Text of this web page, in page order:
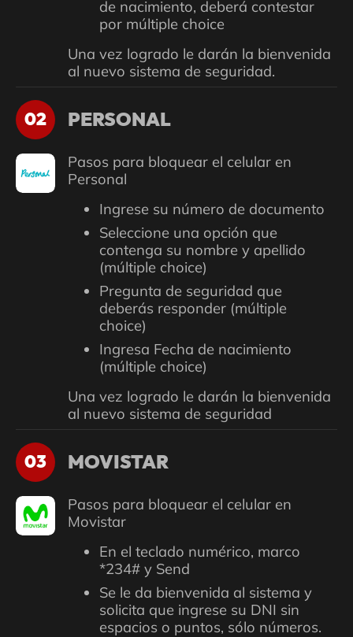
de nacimiento, deberá contestar
por múltiple choice
Una vez logrado le darán la bienvenida
al nuevo sistema de seguridad.
02 PERSONAL
Pasos para bloquear el celular en
Personal
Ingrese su número de documento
Seleccione una opción que
contenga su nombre y apellido
(múltiple choice)
Pregunta de seguridad que
deberás responder (múltiple
choice)
Ingresa Fecha de nacimiento
(múltiple choice)
Una vez logrado le darán la bienvenida
al nuevo sistema de seguridad
03 MOVISTAR
Pasos para bloquear el celular en
Movistar
En el teclado numérico, marco
*234# y Send
Se le da bienvenida al sistema y
solicita que ingrese su DNI sin
espacios o puntos, sólo números.